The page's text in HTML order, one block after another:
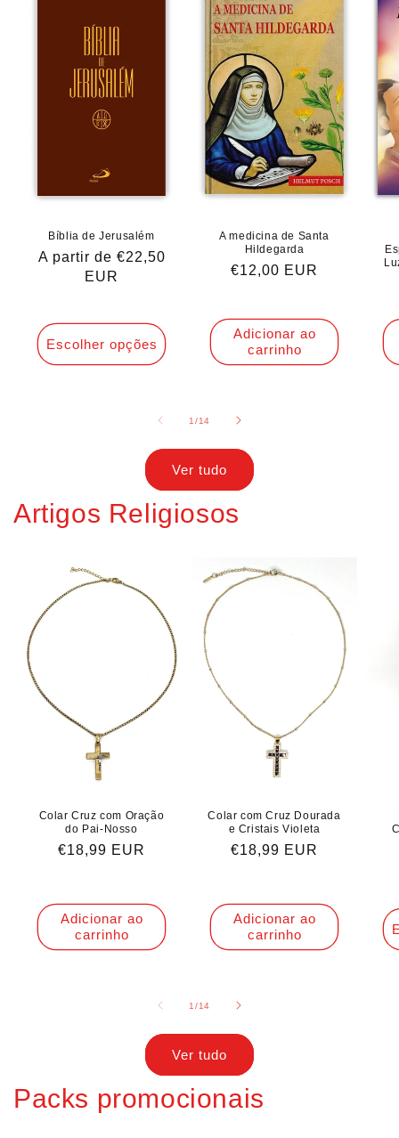
Bíblia de Jerusalém
Preço
A partir de €22,50
EUR
Escolher opções
A medicina de Santa
Hildegarda
Preço
€12,00 EUR
Adicionar ao
carrinho
1 /de
14
Ver tudo
Artigos Religiosos
Colar Cruz com Oração
do Pai-Nosso
Preço
€18,99 EUR
Adicionar ao
carrinho
Colar com Cruz Dourada
e Cristais Violeta
Preço
€18,99 EUR
Adicionar ao
carrinho
1 /de
14
Ver tudo
Packs promocionais